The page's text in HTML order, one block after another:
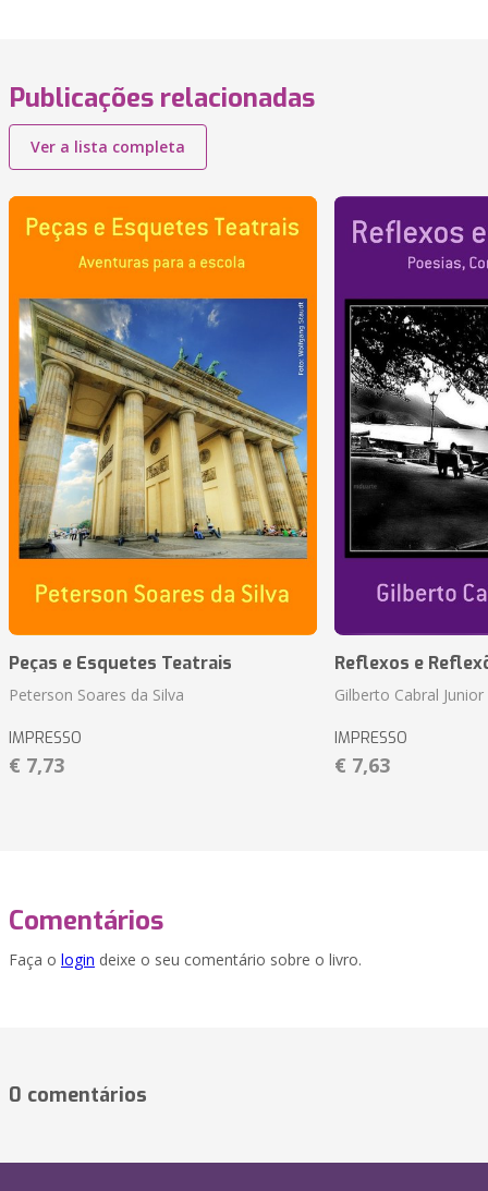
Publicações relacionadas
Ver a lista completa
Peças e Esquetes Teatrais
Peterson Soares da Silva
IMPRESSO
€ 7,73
Reflexos e
Gilberto Cabral Junior
IMPRESSO
€ 7,63
Comentários
Faça o login deixe o seu comentário sobre o livro.
0 comentários